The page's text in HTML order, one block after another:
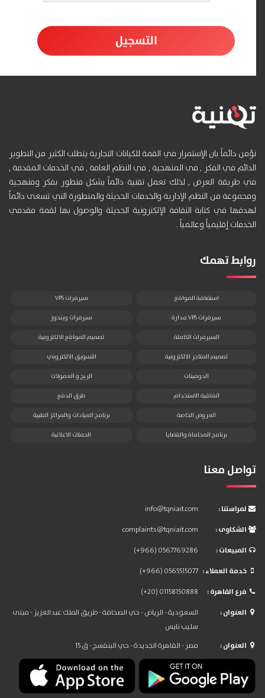
التسجيل
نؤمن دائماً بان الإستمرار في القمة للكيانات التجارية يتطلب الكثير من التطوير
الدائم في الفكر , في المنهجية , في النظم العامة , في الخدمات المقدمة ,
في طريقة العرض , لذلك تعمل تقنية دائماً بشكل متطور بفكر ومنهجية
ومجموعة من النظم الإدارية والخدمات الحديثة والمتطورة التي تسعى دائماً
لهدفها في كتابة الثقافة الإلكترونية الحديثة والوصول بها لقمة مقدمي
الخدمات إقليمياً وعالمياً .
روابط تهمك
استضافة المواقع سيرفرات VPS
سيرفرات VPS مدارة سيرفرات ويندوز
السيرفرات الكاملة تصميم المواقع الالكترونية
تصميم المتاجر الالكترونية التسويق الالكتروني
الدومينات الربح و العمولات
اتفاقية الاستخدام طرق الدفع
العروض الخاصة برنامج العيادات والمراكز الطبية
برنامج المحاماة والقضايا الحملات الاعلانية
تواصل معنا
: لمراستنا
info@tqniait.com
: الشكاوى
complaints@tqniait.com
: المبيعات
(+966) 0567769286
: خدمة العملاء
(+966) 0565515077
: فرع القاهرة
(+20) 01158150888
: العنوان
السعودية - الرياض - حي الصحافة - طريق الملك عبدالعزيز - مبنى
سليب نايس
: العنوان
مصر - القاهرة الجديدة - حي البنفسج - ق 15